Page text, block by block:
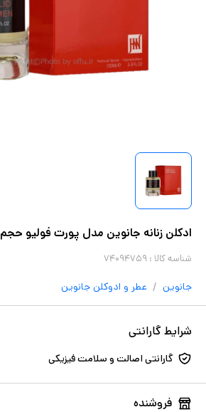
ادکلن زنانه جانوین مدل پورت فولیو حجم ۱۰۰ میل
شناسه کالا : ۷۴۰۹۴۷۵۹
جانوین / عطر و ادوکلن جانوین
شرایط گارانتی
گارانتی اصالت و سلامت فیزیکی
فروشنده